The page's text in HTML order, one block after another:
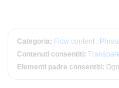
Categoria: Flow content ,
Contenuti consentiti:
Elementi padre consentiti: